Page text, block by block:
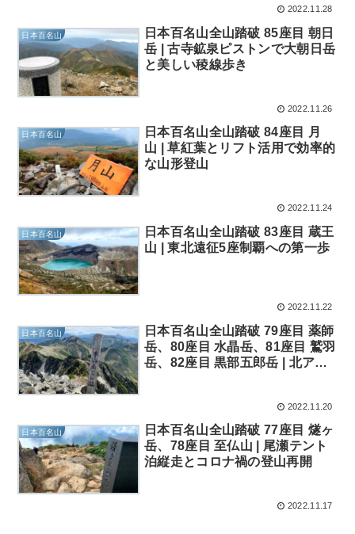
2022.11.28
日本百名山
日本百名山全山踏破 85座目 朝日
岳 | 古寺鉱泉ピストンで大朝日岳
と美しい稜線歩き
2022.11.26
日本百名山
日本百名山全山踏破 84座目 月
山 | 草紅葉とリフト活用で効率的
な山形登山
2022.11.24
日本百名山
日本百名山全山踏破 83座目 蔵王
山 | 東北遠征5座制覇への第一歩
2022.11.22
日本百名山
日本百名山全山踏破 79座目 薬師
岳、80座目 水晶岳、81座目 鷲羽
岳、82座目 黒部五郎岳 | 北アル
2022.11.20
日本百名山
日本百名山全山踏破 77座目 燧ヶ
岳、78座目 至仏山 | 尾瀬テント
泊縦走とコロナ禍の登山再開
2022.11.17